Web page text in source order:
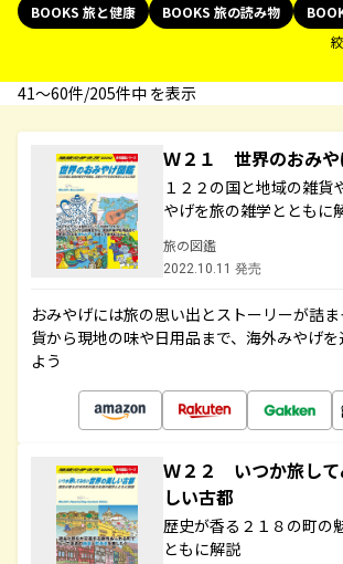
BOOKS 旅と健康
BOOKS 旅の読み物
41〜60件/205件中 を表示
Ｗ２１ 世界のおみ
１２２の国と地域の雑貨
やげを旅の雑学とともに
旅の図鑑
2022.10.11 発売
おみやげには旅の思い出とストーリーが詰
貨から現地の味や日用品まで、海外みやげ
よう
Ｗ２２ いつか旅して
しい古都
歴史が香る２１８の町の
ともに解説